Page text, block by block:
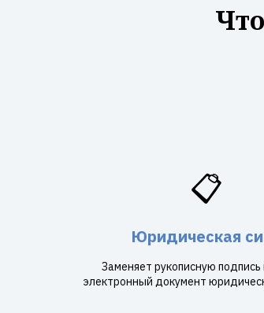
📋
Юридическая
Заменяет рукописную
электронный документ